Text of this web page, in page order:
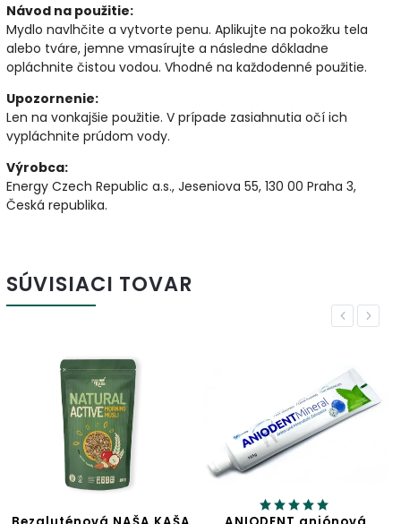
Návod na použitie:
Mydlo navlhčite a vytvorte penu. Aplikujte na pokožku tela
alebo tváre, jemne vmasírujte a následne dôkladne
opláchnite čistou vodou. Vhodné na každodenné použitie.
Upozornenie:
Len na vonkajšie použitie. V prípade zasiahnutia očí ich
vypláchnite prúdom vody.
Výrobca:
Energy Czech Republic a.s., Jeseniova 55, 130 00 Praha 3,
Česká republika.
SÚVISIACI TOVAR
Previous
Next